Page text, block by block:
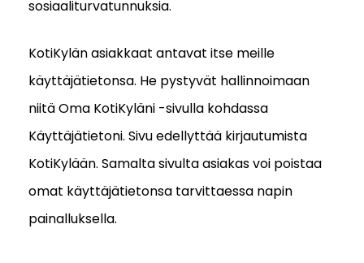
sosiaaliturvatunnuksia.
KotiKylän asiakkaat antavat itse meille
käyttäjätietonsa. He pystyvät hallinnoimaan
niitä Oma KotiKyläni -sivulla kohdassa
Käyttäjätietoni. Sivu edellyttää kirjautumista
KotiKylään. Samalta sivulta asiakas voi poistaa
omat käyttäjätietonsa tarvittaessa napin
painalluksella.